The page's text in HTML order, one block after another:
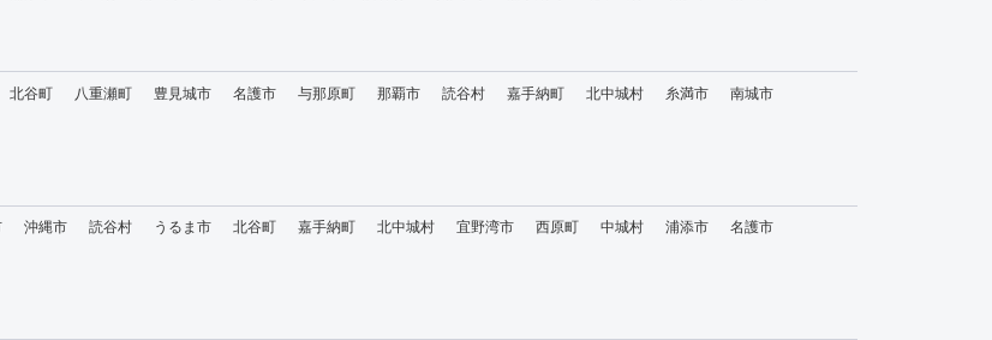
北谷町 八重瀬町 豊見城市 名護市 与那原町 那覇市 読谷村 嘉手納町 北中城村 糸満市
南城市
沖縄市 読谷村 うるま市 北谷町 嘉手納町 北中城村 宜野湾市 西原町 中城村 浦添市
名護市